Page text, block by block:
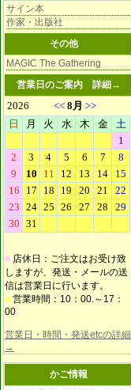
サイン本
作家・出版社
その他
MAGIC The Gathering
営業日のご案内 詳細→
■ 店休日：ご注文はお受け致
しますが、発送・メールの送
信は営業日に行います。
■ 営業時間：10：00.～17：
00
営業日・時間・発送etcの詳細
→
かご情報